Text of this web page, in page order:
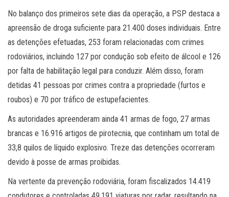
No balanço dos primeiros sete dias da operação, a PSP destaca a
apreensão de droga suficiente para 21.400 doses individuais. Entre
as detenções efetuadas, 253 foram relacionadas com crimes
rodoviários, incluindo 127 por condução sob efeito de álcool e 126
por falta de habilitação legal para conduzir. Além disso, foram
detidas 41 pessoas por crimes contra a propriedade (furtos e
roubos) e 70 por tráfico de estupefacientes.
As autoridades apreenderam ainda 41 armas de fogo, 27 armas
brancas e 16.916 artigos de pirotecnia, que continham um total de
33,8 quilos de líquido explosivo. Treze das detenções ocorreram
devido à posse de armas proibidas.
Na vertente da prevenção rodoviária, foram fiscalizados 14.419